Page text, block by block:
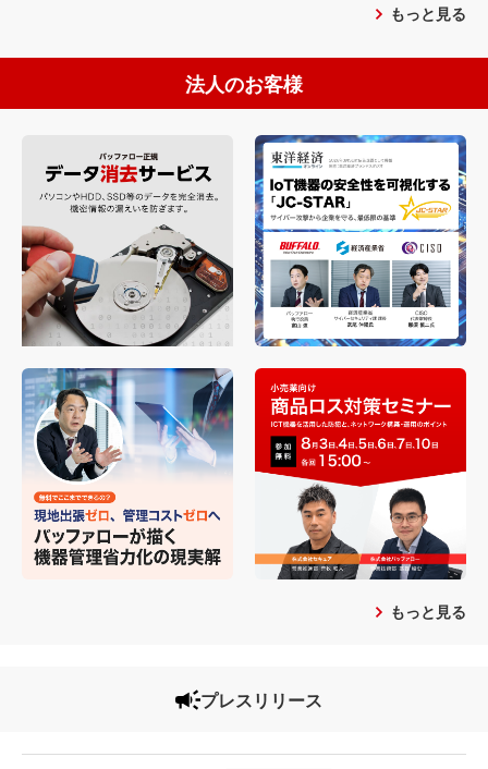
もっと見る
法人のお客様
もっと見る
プレスリリース